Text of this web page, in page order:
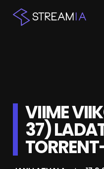
KESKUSTELU
SHOP
VIIME
37)